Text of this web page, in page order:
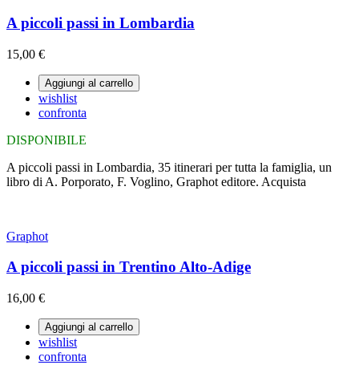
A piccoli passi in Lombardia
15,00 €
Aggiungi al carrello
wishlist
confronta
DISPONIBILE
A piccoli passi in Lombardia, 35 itinerari per tutta la famiglia, un
libro di A. Porporato, F. Voglino, Graphot editore. Acquista
Graphot
A piccoli passi in Trentino Alto-Adige
16,00 €
Aggiungi al carrello
wishlist
confronta